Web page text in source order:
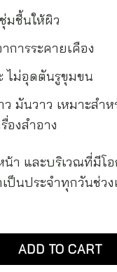
มชื้นให้ผิว
การระคายเคือง
ไม่อุดตันรูขุมขน
ว มันวาว เหมาะสำ
องสำอาง
น้า และบริเวณที่มีโ
ป็นประจำทุกวันช่ว
ADD TO CART